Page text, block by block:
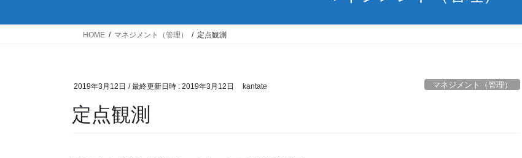
HOME マネジメント（管理） 定点観測
2019年3月12日 / 最終更新日時 : 2019年3月12日 kantate マネジメント（管理）
定点観測